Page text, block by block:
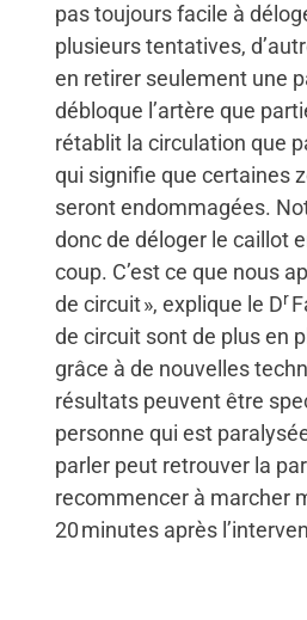
pas toujours facile à
plusieurs tentatives,
en retirer seulement une
débloque l’artère que
rétablit la circulation que
qui signifie que certaines
seront endommagées.
donc de déloger le caillot
coup. C’est ce que nous
de circuit », explique le Dr
de circuit sont de plus en
grâce à de nouvelles
résultats peuvent être
personne qui est
parler peut retrouver la
recommencer à marcher
20 minutes après